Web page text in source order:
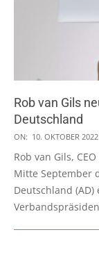
Rob van Gils
Deutschland
2022-
10-
10
ON: 10. OKTOBER 2022
Rob van Gils,
Mitte September
Deutschland